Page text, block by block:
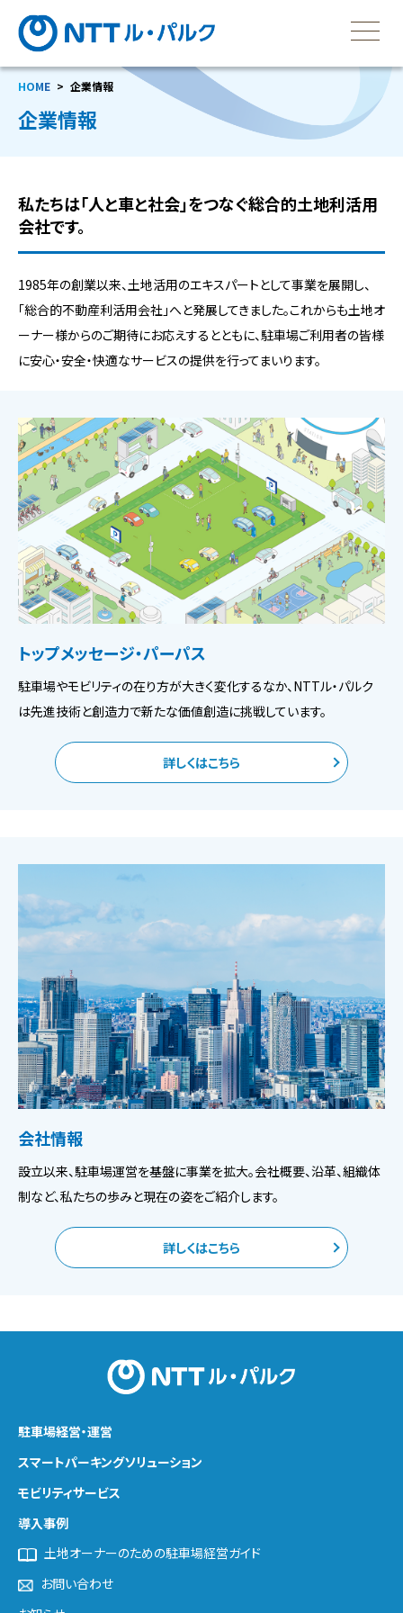
HOME 企業情報
企業情報
私たちは「人と車と社会」をつなぐ総合的土地利活用
会社です。
1985年の創業以来、土地活用のエキスパートとして事業を展開し、
「総合的不動産利活用会社」へと発展してきました。これからも土地オ
ーナー様からのご期待にお応えするとともに、駐車場ご利用者の皆様
に安心・安全・快適なサービスの提供を行ってまいります。
トップメッセージ・パーパス
駐車場やモビリティの在り方が大きく変化するなか、NTTル・パルク
は先進技術と創造力で新たな価値創造に挑戦しています。
詳しくはこちら
会社情報
設立以来、駐車場運営を基盤に事業を拡大。会社概要、沿革、組織体
制など、私たちの歩みと現在の姿をご紹介します。
詳しくはこちら
駐車場経営・運営
スマートパーキングソリューション
モビリティサービス
導入事例
土地オーナーのための駐車場経営ガイド
お問い合わせ